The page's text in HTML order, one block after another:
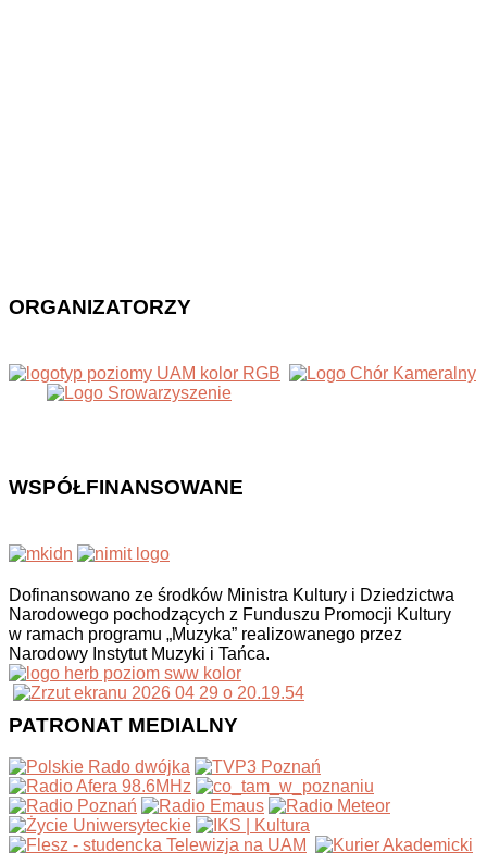
ORGANIZATORZY
WSPÓŁFINANSOWANE
Dofinansowano ze środków Ministra Kultury i Dziedzictwa
Narodowego pochodzących z Funduszu Promocji Kultury
w ramach programu „Muzyka” realizowanego przez
Narodowy Instytut Muzyki i Tańca.
PATRONAT MEDIALNY